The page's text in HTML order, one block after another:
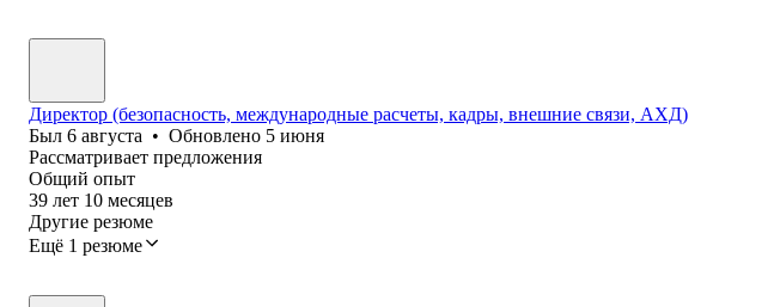
Директор (безопасность, международные расчеты, кадры, внешние связи, АХД)
Был 6 августа • Обновлено 5 июня
Рассматривает предложения
Общий опыт
39 лет 10 месяцев
Другие резюме
Ещё 1 резюме